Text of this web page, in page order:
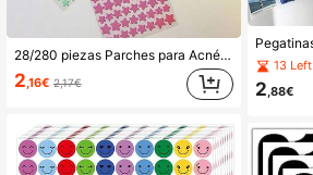
28/280 piezas Parches para Acné/Granos, Para el Rostro, Colores Pastel Lindos, Coloridos, Pegatinas de Amor que Protegen y Curan, Eliminan Marcas y Cubren Manchas, Perfectos para Manchas/Granos
2,16€ 2,17€
13 Left
2,88€